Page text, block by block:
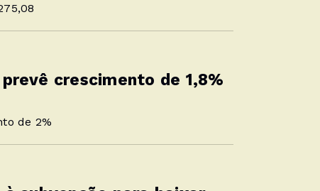
crescimento de 1,8%
de 2%